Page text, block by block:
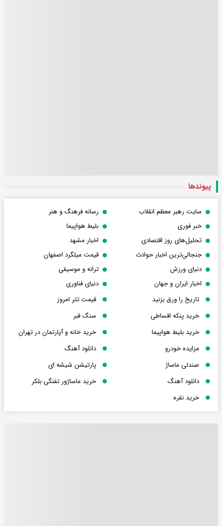
پیوندها
سایت رهبر معظم انقلاب
رسانه فرهنگ و هنر
خبر فوری
بلیط هواپیما
تحلیل‌های روز اقتصادی
اخبار مشهد
جنجالی‌ترین اخبار حوادث
قیمت میلگرد اصفهان
دنیای ورزش
ترانه و موسیقی
اخبار ایران و جهان
دنیای فناوری
تاریخ را ورق بزنید
قیمت تتر امروز
خرید پنکه اقساطی
سنگ قبر
خرید بلیط هواپیما
خرید خانه و آپارتمان در تهران
مزایده خودرو
دانلود آهنگ
صندلی ماساژ
پارتیشن شیشه ای
دانلود آهنگ
خرید ماساژور تفنگی بلکر
خرید نقره